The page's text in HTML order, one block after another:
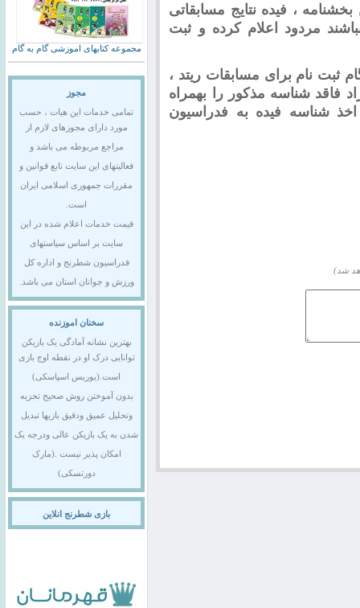
، فیده نتایج مسابقاتی
مردود اعلام کرده و ثبت
ثبت نام برای مسابقات ریتد ،
فاقد شناسه مذکور را بهمراه
شناسه فیده به فدراسیون
شد)
مجموعه کتابهای اموزشی گام به گام
مجوز
تمامی خدمات این هیات ، حسب
مورد دارای مجوزهای لازم از
مراجع مربوطه می باشد و
فعالیتهای این سایت تابع قوانین و
مقررات جمهوری اسلامی ایران
است.
قیمت خدمات اعلام شده در این
سایت بر اساس سیاستهای
فدراسیون شطرنج و اداره کل
ورزش و جوانان استان می باشد.
سخنان اموزنده
بهترین نشانه آمادگی یک بازیکن
توانایی درک او در نقطه اوج بازی
است.(بوریس اسپاسکی)
بدون آموختن روش صحیح تجزیه
وتحلیل عمیق ودقیق بازیها تبدیل
شدن به یک بازیکن عالی ودرجه یک
امکان پذیر نیست .(مارک
دورتسکی)
بازی شطرنج انلاین